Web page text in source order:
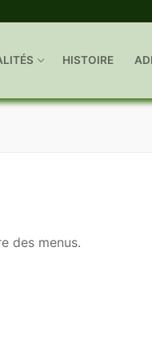
HISTOIRE
des menus.